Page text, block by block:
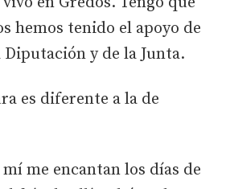
hemos tenido el apoyo de
Diputación y de la Junta.
es diferente a la de
mí me encantan los días de